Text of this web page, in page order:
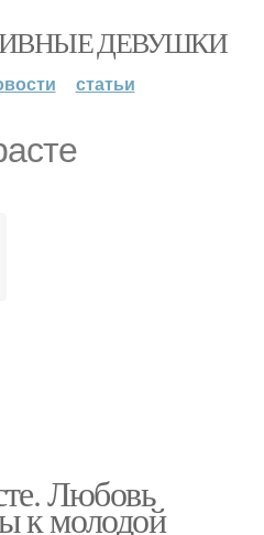
ДЕВУШКИ
статьи
Любовь
к молодой